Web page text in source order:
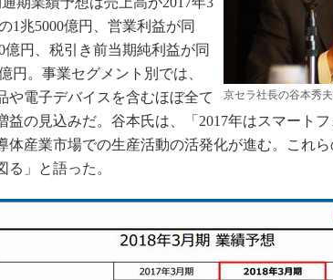
京セラ社長の谷本秀
1兆5000億円、営業利益が同
億円、税引き前当期純利益が同
円。事業セグメント別では、
や電子デバイスを含むほぼ全て
益の見込みだ。谷本氏は、「2017年はスマート
体産業市場での生産活動の活発化が進む。これ
る」と語った。